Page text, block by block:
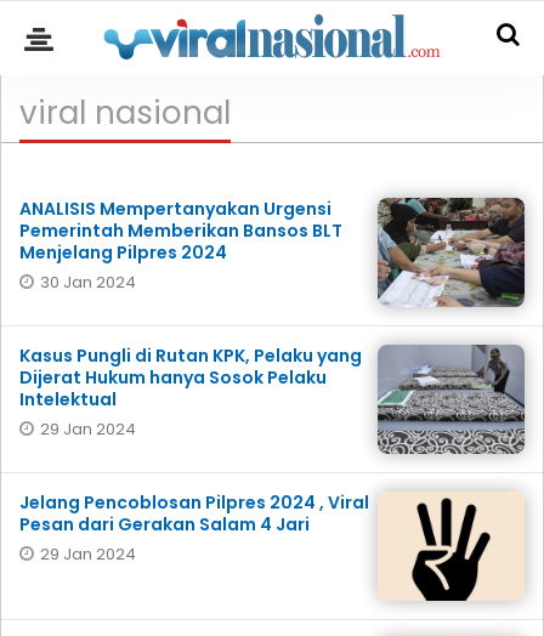
viral nasional
ANALISIS Mempertanyakan Urgensi
Pemerintah Memberikan Bansos BLT
Menjelang Pilpres 2024
30 Jan 2024
Kasus Pungli di Rutan KPK, Pelaku yang
Dijerat Hukum hanya Sosok Pelaku
Intelektual
29 Jan 2024
Jelang Pencoblosan Pilpres 2024 , Viral
Pesan dari Gerakan Salam 4 Jari
29 Jan 2024